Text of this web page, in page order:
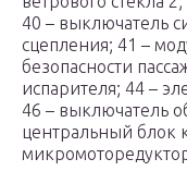
40 – выключатель
сцепления; 41 –
безопасности
испарителя; 44 –
46 – выключатель
центральный блок